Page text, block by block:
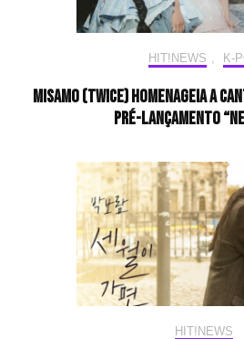
HIT!NEWS , K-
MISAMO (TWICE) homenageia a
pré-lançamento
HIT!NEWS